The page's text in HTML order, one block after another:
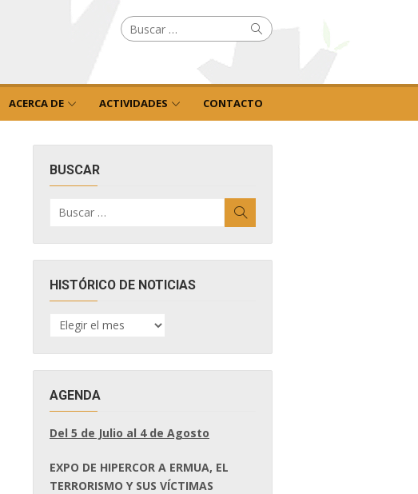
Buscar
por: Buscar
ACERCA DE ACTIVIDADES CONTACTO
BUSCAR
por:
HISTÓRICO DE NOTICIAS
HISTÓRICO
DE
AGENDA
Del 5 de Julio al 4 de Agosto
EXPO DE HIPERCOR A ERMUA, EL
TERRORISMO Y SUS VÍCTIMAS